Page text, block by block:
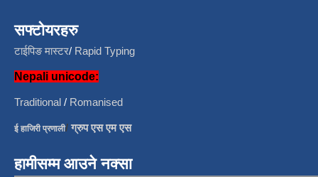
सफ्टोयरहरु
टाईपिङ मास्टर/ Rapid Typing
Nepali unicode:
Traditional / Romanised
ई हाजिरी प्रणाली/ग्रुप एस एम एस
हामीसम्म आउने नक्सा